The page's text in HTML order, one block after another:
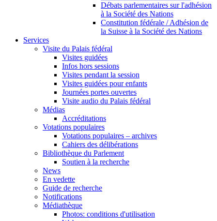
Débats parlementaires sur l'adhésion
à la Société des Nations
Constitution fédérale / Adhésion de
la Suisse à la Société des Nations
Services
Visite du Palais fédéral
Visites guidées
Infos hors sessions
Visites pendant la session
Visites guidées pour enfants
Journées portes ouvertes
Visite audio du Palais fédéral
Médias
Accréditations
Votations populaires
Votations populaires – archives
Cahiers des délibérations
Bibliothèque du Parlement
Soutien à la recherche
News
En vedette
Guide de recherche
Notifications
Médiathèque
Photos: conditions d'utilisation